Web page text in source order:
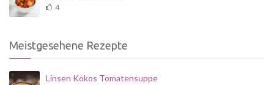
4
Meistgesehene Rezepte
Linsen Kokos Tomatensuppe